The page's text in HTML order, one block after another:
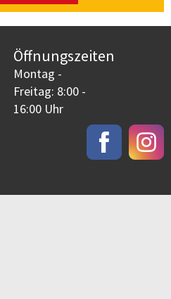
Öffnungszeiten
Montag -
Freitag: 8:00 -
16:00 Uhr